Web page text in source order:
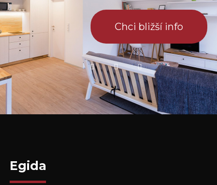
Chci bližší info
Egida